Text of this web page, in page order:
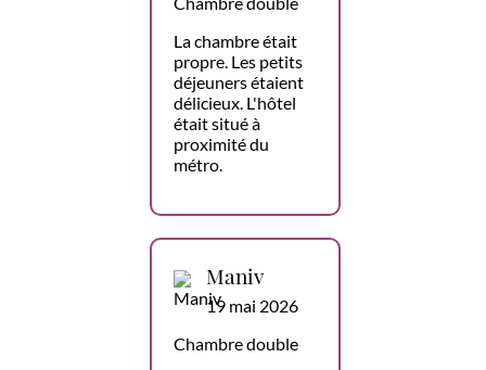
La chambre était
propre. Les petits
déjeuners étaient
délicieux. L'hôtel
était situé à
proximité du
métro.
Maniv
19 mai 2026
Chambre double